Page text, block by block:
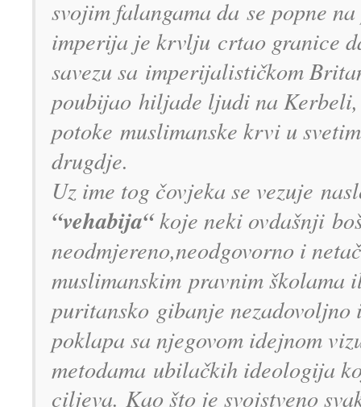
svojim falangama da se popne
imperija je krvlju crtao granice
savezu sa imperijalističkom
poubijao hiljade ljudi na
potoke muslimanske krvi u
drugdje.
Uz ime tog čovjeka se vezuje
“vehabija“koje neki ovdašnji
neodmjereno,neodgovorno i
muslimanskim pravnim školama
puritansko gibanje nezadovoljno
poklapa sa njegovom idejnom
metodama ubilačkih ideologija
ciljeva. Kao što je svojstveno